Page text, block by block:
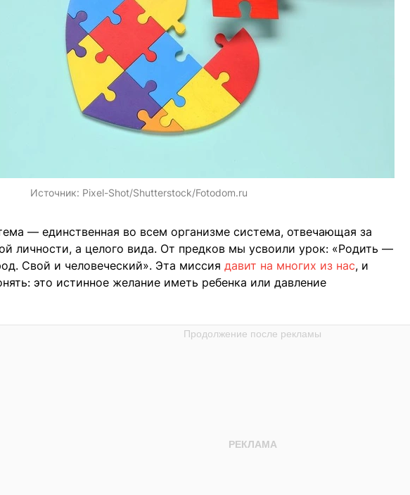
Источник: Pixel-Shot/Shutterstock/Fotodom.ru
— единственная во всем организме система, отвечающая за
личности, а целого вида. От предков мы усвоили урок: «Родить —
Свой и человеческий». Эта миссия давит на многих из нас, и
это истинное желание иметь ребенка или давление